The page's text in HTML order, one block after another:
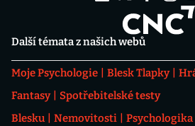
Další témata z našich webů
Moje Psychologie Blesk Tlapky
Fantasy
Spotřebitelské testy
Blesku
Nemovitosti